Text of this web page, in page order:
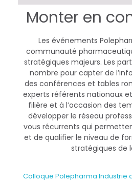
Monter en
Les événements
communauté
stratégiques majeurs. Les
nombre pour capter de
des conférences et tables
experts référents nationaux
filière et à l’occasion des
développer le réseau
vous récurrents qui
et de qualifier le niveau de
stratégiques de
Colloque Polepharma Industrie